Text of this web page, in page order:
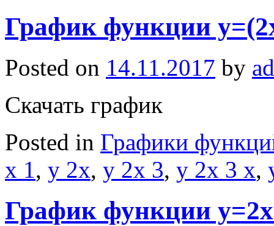
График функции
Posted on 14.11.2017 by
Скачать график
Posted in Графики
x 1, y 2x, y 2x 3, y 2x 3 x,
График функции